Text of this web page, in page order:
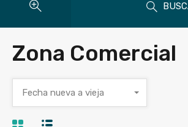
Zona Comercial
Fecha nueva a vieja